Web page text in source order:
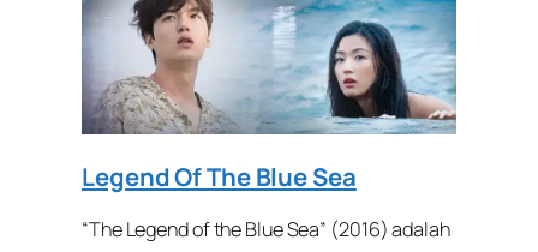
Legend Of The Blue Sea
“The Legend of the Blue Sea” (2016) adalah